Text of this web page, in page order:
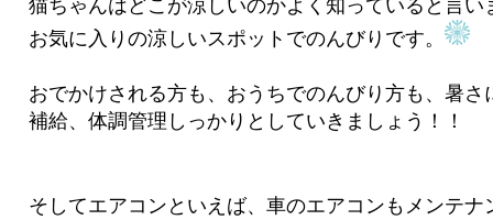
猫ちゃんはどこが涼しいのかよく知っていると言
お気に入りの涼しいスポットでのんびりです。
おでかけされる方も、おうちでのんびり方も、暑
補給、体調管理しっかりとしていきましょう！！
そしてエアコンといえば、車のエアコンもメンテナ